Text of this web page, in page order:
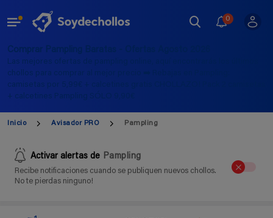
0
Comprar Pampling Baratas - Ofertas Agosto 2026
Las mejores ofertas de pampling online, aquí encontrarás los últimos
chollos para comprar al mejor precio ➡️ Rebajas en Pampling:
camisetas por 5,99€ + calcetines gratis CHOLLAZO! Pack 2 camisetas
+ calcetines Pampling SÓLO 9,90€
Inicio Avisador PRO Pampling
Activar alertas de Pampling
Recibe notificaciones cuando se publiquen nuevos chollos.
No te pierdas ninguno!